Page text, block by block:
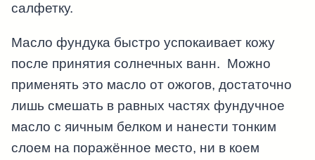
салфетку.
Масло фундука быстро успокаивает кожу
после принятия солнечных ванн. Можно
применять это масло от ожогов, достаточно
лишь смешать в равных частях фундучное
масло с яичным белком и нанести тонким
слоем на поражённое место, ни в коем